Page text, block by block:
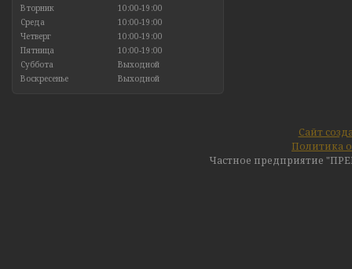
Вторник
10:00-19:00
Среда
10:00-19:00
Четверг
10:00-19:00
Пятница
10:00-19:00
Суббота
Выходной
Воскресенье
Выходной
Сайт
Политика
Частное предприятие